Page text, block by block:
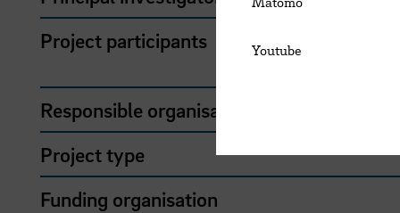
Project participants
Responsible organisation
Project type
Funding organisation
Youtube